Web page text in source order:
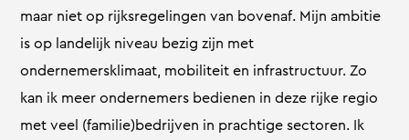
maar niet op rijksregelingen van bovenaf. Mijn ambitie
is op landelijk niveau bezig zijn met
ondernemersklimaat, mobiliteit en infrastructuur. Zo
kan ik meer ondernemers bedienen in deze rijke regio
met veel (familie)bedrijven in prachtige sectoren. Ik